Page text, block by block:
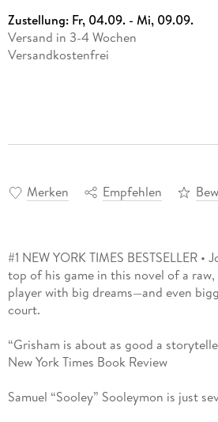
Zustellung: Fr, 04.09. - Mi, 09.09.
Versand in 3-4 Wochen
Versandkostenfrei
Merken Empfehlen
#1 NEW YORK TIMES BESTSELLER
top of his game in this novel of a
player with big dreams—and even
court.
“Grisham is about as good a
New York Times Book Review
Samuel “Sooley” Sooleymon is just